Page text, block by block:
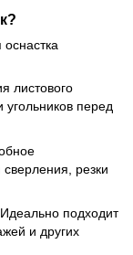
листового
перед
резки
Идеально подходит
и других